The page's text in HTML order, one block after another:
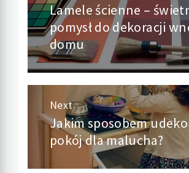
wpisu
Previous
post:
Lamele ścienne –
pomysł do dekoracji
domu
Next
Next
post:
Jakim sposobem
pokój dla malucha?